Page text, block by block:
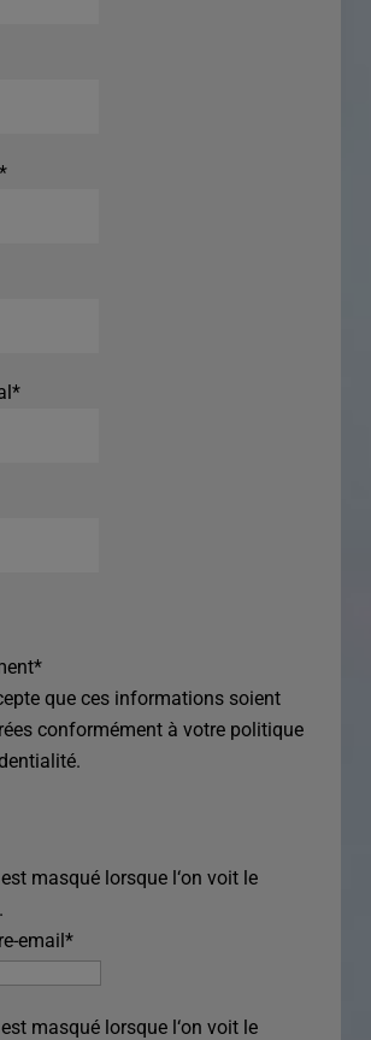
*
*
*
que ces informations soient
conformément à votre politique
masqué lorsque l‘on voit le
email*
masqué lorsque l‘on voit le